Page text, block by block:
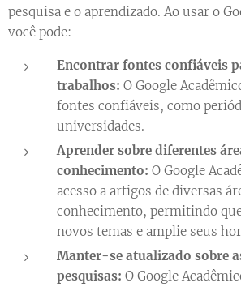
pesquisa e o aprendizado. Ao usar o
você pode:
Encontrar fontes confiáveis
trabalhos: O Google
fontes confiáveis, como
universidades.
Aprender sobre diferentes
conhecimento: O Google
acesso a artigos de diversas
conhecimento, permitindo
novos temas e amplie seus
Manter-se atualizado sobre
pesquisas: O Google